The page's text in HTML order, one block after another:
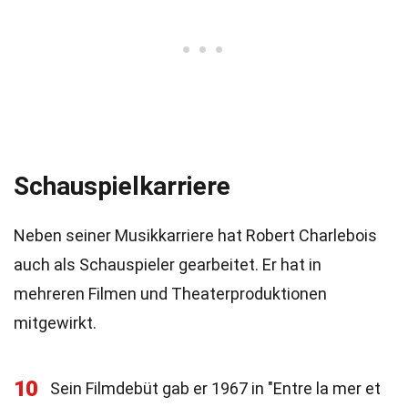
Schauspielkarriere
Neben seiner Musikkarriere hat Robert Charlebois
auch als Schauspieler gearbeitet. Er hat in
mehreren Filmen und Theaterproduktionen
mitgewirkt.
10
Sein Filmdebüt gab er 1967 in "Entre la mer et